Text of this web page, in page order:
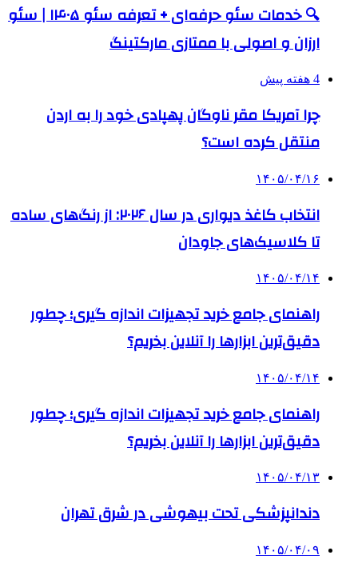
🔍 خدمات سئو حرفه‌ای + تعرفه سئو ۱۴۰۵ | سئو
ارزان و اصولی با ممتازی مارکتینگ
4 هفته پیش
چرا آمریکا مقر ناوگان پهپادی خود را به اردن
منتقل کرده است؟
۱۴۰۵/۰۴/۱۶
انتخاب کاغذ دیواری در سال ۲۰۲۶: از رنگ‌های ساده
تا کلاسیک‌های جاودان
۱۴۰۵/۰۴/۱۴
راهنمای جامع خرید تجهیزات اندازه گیری؛ چطور
دقیق‌ترین ابزارها را آنلاین بخریم؟
۱۴۰۵/۰۴/۱۴
راهنمای جامع خرید تجهیزات اندازه گیری؛ چطور
دقیق‌ترین ابزارها را آنلاین بخریم؟
۱۴۰۵/۰۴/۱۳
دندانپزشکی تحت بیهوشی در شرق تهران
۱۴۰۵/۰۴/۰۹